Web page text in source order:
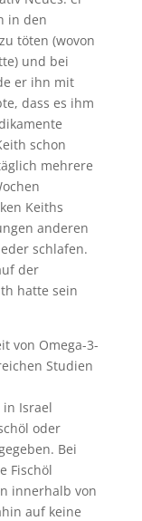
in den
töten (wovon
und bei
er ihn mit
dass es ihm
schon
mehrere
Keiths
anderen
schlafen.
der
hatte sein
von Omega-3-
Studien
Israel
oder
Bei
Fischöl
innerhalb von
auf keine